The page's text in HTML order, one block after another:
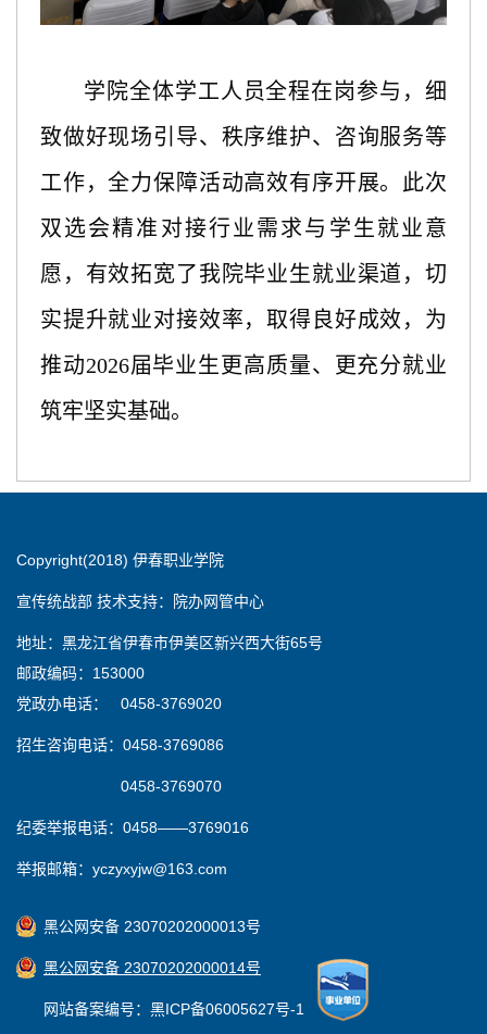
学院全体学工人员全程在岗参与，细
致做好现场引导、秩序维护、咨询服务等
工作，全力保障活动高效有序开展。此次
双选会精准对接行业需求与学生就业意
愿，有效拓宽了我院毕业生就业渠道，切
实提升就业对接效率，取得良好成效，为
推动2026届毕业生更高质量、更充分就业
筑牢坚实基础。
Copyright(2018) 伊春职业学院
宣传统战部 技术支持：院办网管中心
地址：黑龙江省伊春市伊美区新兴西大街65号
邮政编码：153000
党政办电话： 0458-3769020
招生咨询电话：0458-3769086
0458-3769070
纪委举报电话：0458——3769016
举报邮箱：yczyxyjw@163.com
黑公网安备 23070202000013号
黑公网安备 23070202000014号
网站备案编号：黑ICP备06005627号-1